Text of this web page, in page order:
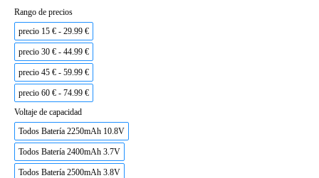
Rango de precios
precio 15 € - 29.99 €
precio 30 € - 44.99 €
precio 45 € - 59.99 €
precio 60 € - 74.99 €
Voltaje de capacidad
Todos Batería 2250mAh 10.8V
Todos Batería 2400mAh 3.7V
Todos Batería 2500mAh 3.8V